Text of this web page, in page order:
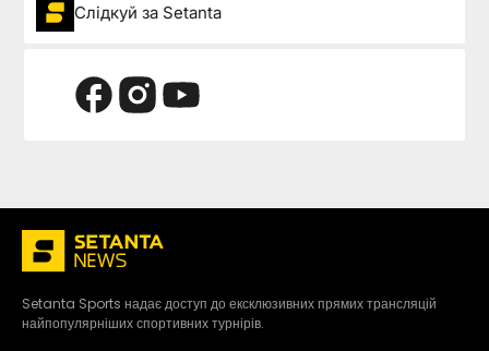
Слідкуй за Setanta
Setanta Sports надає доступ до ексклюзивних прямих трансляцій
найпопулярніших спортивних турнірів.